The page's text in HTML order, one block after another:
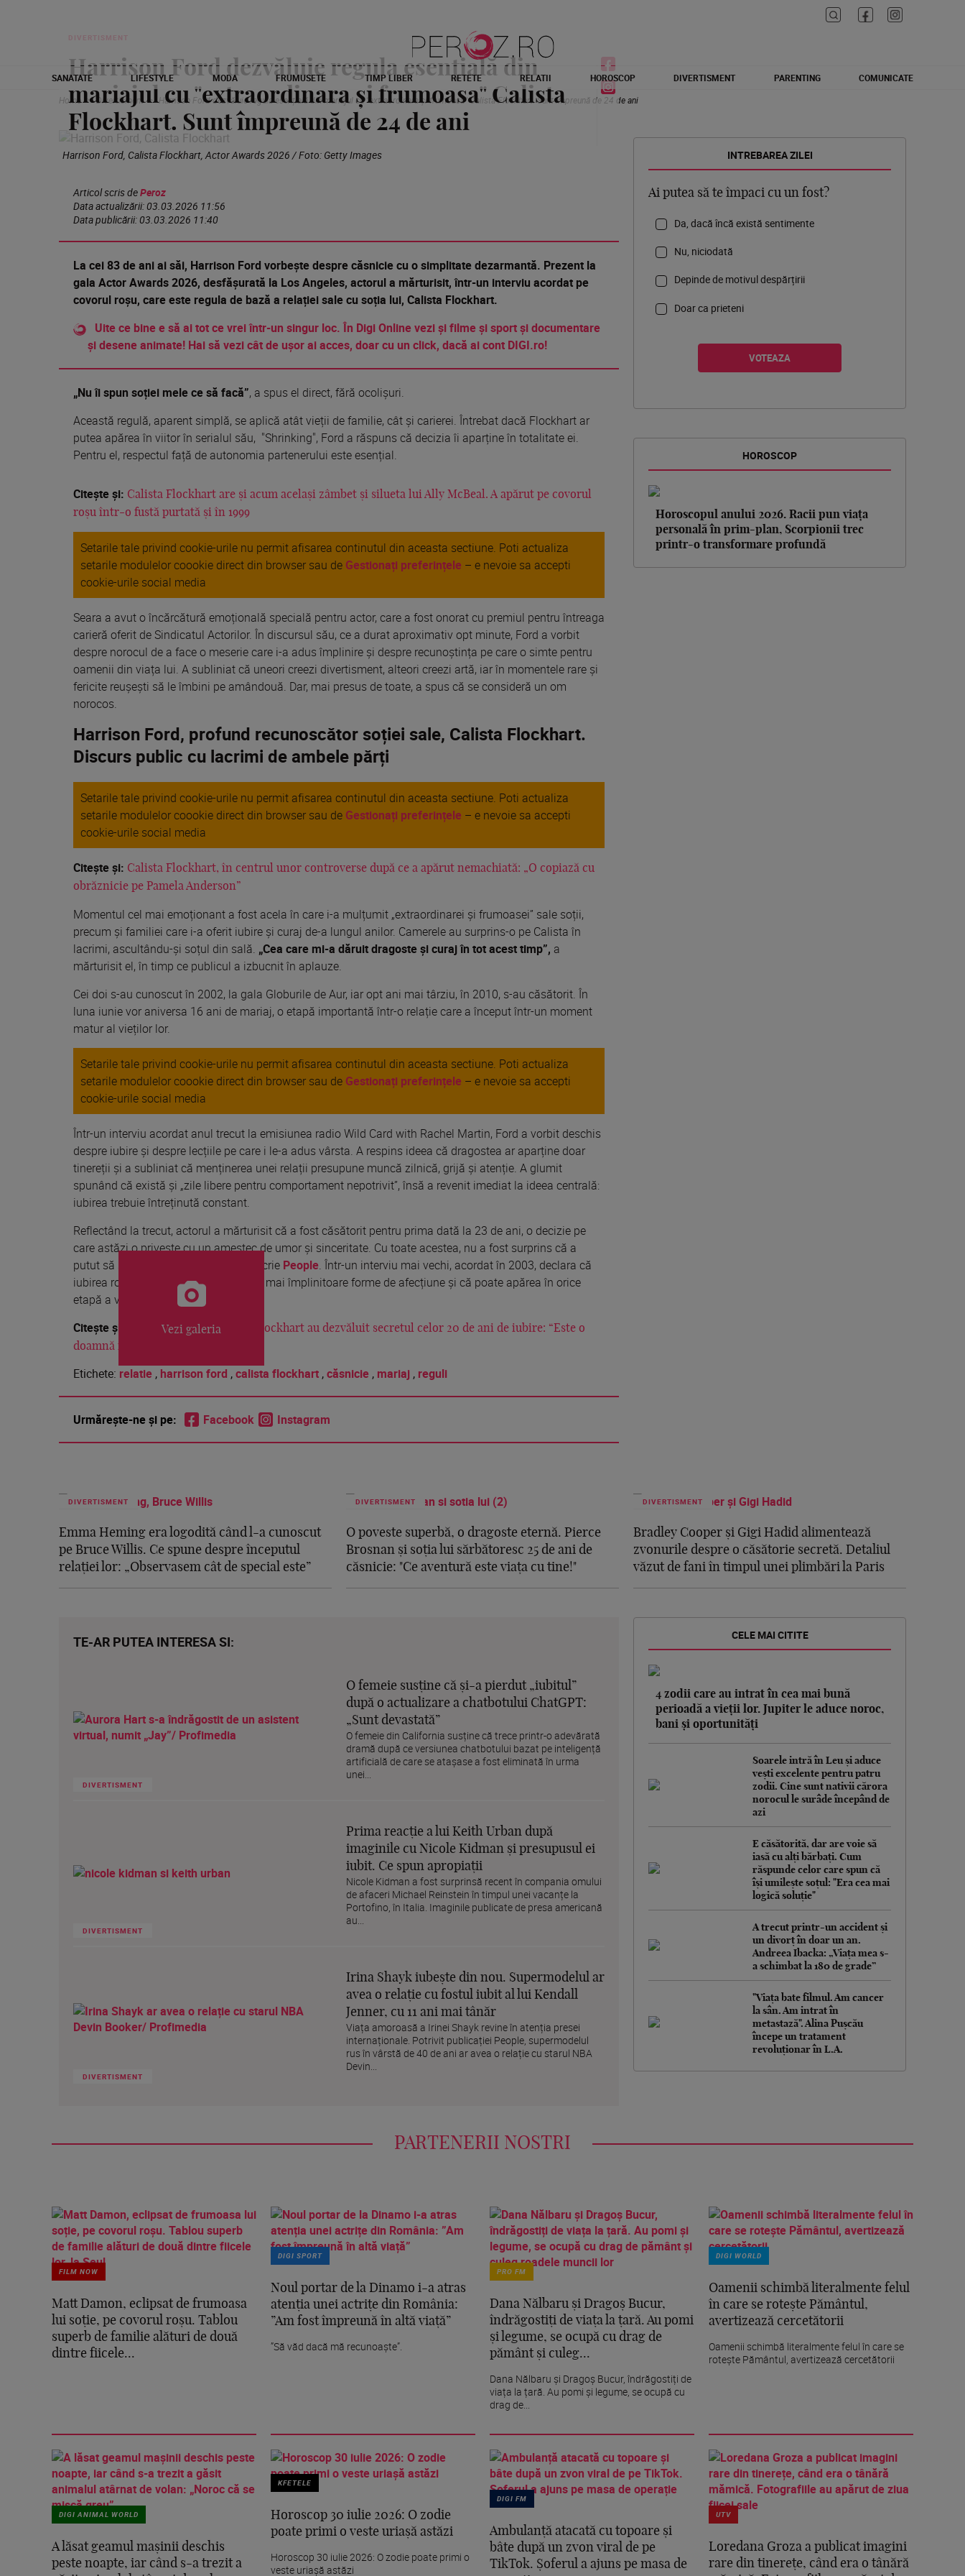
SANATATE LIFESTYLE MODA FRUMUSETE TIMP LIBER RETETE RELATII HOROSCOP DIVERTISMENT PARENTING
COMUNICATE
Home
Divertisment Harrison Ford dezvăluie regula esențială din mariajul cu "extraordinara și frumoasa" Calista Flockhart. Sunt împreună de 24 de ani
DIVERTISMENT
Harrison Ford, Calista Flockhart, Actor Awards 2026 / Foto: Getty Images
Harrison Ford dezvăluie regula esențială din
mariajul cu "extraordinara și frumoasa" Calista
Flockhart. Sunt împreună de 24 de ani
Articol scris dePeroz
Data actualizării:03.03.2026 11:56
Data publicării:03.03.2026 11:40
La cei 83 de ani ai săi, Harrison Ford vorbește despre căsnicie cu o simplitate dezarmantă. Prezent la
gala Actor Awards 2026, desfășurată la Los Angeles, actorul a mărturisit, într-un interviu acordat pe
covorul roșu, care este regula de bază a relației sale cu soția lui, Calista Flockhart.
Uite ce bine e să ai tot ce vrei într-un singur loc. În Digi Online vezi și filme și sport și documentare
și desene animate! Hai să vezi cât de ușor ai acces, doar cu un click, dacă ai cont DIGI.ro!
„Nu îi spun soției mele ce să facă”, a spus el direct, fără ocolișuri.
Această regulă, aparent simplă, se aplică atât vieții de familie, cât și carierei. Întrebat dacă Flockhart ar
putea apărea în viitor în serialul său, "Shrinking", Ford a răspuns că decizia îi aparține în totalitate ei.
Pentru el, respectul față de autonomia partenerului este esențial.
Citește și: Calista Flockhart are și acum același zâmbet și silueta lui Ally McBeal. A apărut pe covorul
roșu într-o fustă purtată și în 1999
Setarile tale privind cookie-urile nu permit afisarea continutul din aceasta sectiune. Poti actualiza
setarile modulelor coookie direct din browser sau de Gestionați preferințele – e nevoie sa accepti
cookie-urile social media
Seara a avut o încărcătură emoțională specială pentru actor, care a fost onorat cu premiul pentru întreaga
carieră oferit de Sindicatul Actorilor. În discursul său, ce a durat aproximativ opt minute, Ford a vorbit
despre norocul de a face o meserie care i-a adus împlinire și despre recunoștința pe care o simte pentru
oamenii din viața lui. A subliniat că uneori creezi divertisment, alteori creezi artă, iar în momentele rare și
fericite reușești să le îmbini pe amândouă. Dar, mai presus de toate, a spus că se consideră un om
norocos.
Harrison Ford, profund recunoscător soției sale, Calista Flockhart.
Discurs public cu lacrimi de ambele părți
Setarile tale privind cookie-urile nu permit afisarea continutul din aceasta sectiune. Poti actualiza
setarile modulelor coookie direct din browser sau de Gestionați preferințele – e nevoie sa accepti
cookie-urile social media
Citește și: Calista Flockhart, în centrul unor controverse după ce a apărut nemachiată: „O copiază cu
obrăznicie pe Pamela Anderson”
Momentul cel mai emoționant a fost acela în care i-a mulțumit „extraordinarei și frumoasei” sale soții,
precum și familiei care i-a oferit iubire și curaj de-a lungul anilor. Camerele au surprins-o pe Calista în
lacrimi, ascultându-și soțul din sală. „Cea care mi-a dăruit dragoste și curaj în tot acest timp”, a
mărturisit el, în timp ce publicul a izbucnit în aplauze.
Cei doi s-au cunoscut în 2002, la gala Globurile de Aur, iar opt ani mai târziu, în 2010, s-au căsătorit. În
luna iunie vor aniversa 16 ani de mariaj, o etapă importantă într-o relație care a început într-un moment
matur al vieților lor.
Setarile tale privind cookie-urile nu permit afisarea continutul din aceasta sectiune. Poti actualiza
setarile modulelor coookie direct din browser sau de Gestionați preferințele – e nevoie sa accepti
cookie-urile social media
Într-un interviu acordat anul trecut la emisiunea radio Wild Card with Rachel Martin, Ford a vorbit deschis
despre iubire și despre lecțiile pe care i le-a adus vârsta. A respins ideea că dragostea ar aparține doar
tinereții și a subliniat că menținerea unei relații presupune muncă zilnică, grijă și atenție. A glumit
spunând că există și „zile libere pentru comportament nepotrivit”, însă a revenit imediat la ideea centrală:
iubirea trebuie întreținută constant.
Reflectând la trecut, actorul a mărturisit că a fost căsătorit pentru prima dată la 23 de ani, o decizie pe
care astăzi o privește cu un amestec de umor și sinceritate. Cu toate acestea, nu a fost surprins că a
putut să se îndrăgostească din nou, scrie People. Într-un interviu mai vechi, acordat în 2003, declara că
iubirea romantică este una dintre cele mai împlinitoare forme de afecțiune și că poate apărea în orice
etapă a vieții.
Citește și:
Harrison Ford și Calista Flockhart au dezvăluit secretul celor 20 de ani de iubire: “Este o
doamnă minunată”
Vezi galeria
Etichete: relatie , harrison ford ,calista flockhart ,căsnicie , mariaj , reguli
Urmărește-ne și pe: Facebook Instagram
INTREBAREA ZILEI
Ai putea să te împaci cu un fost?
Da, dacă încă există sentimente
Nu, niciodată
Depinde de motivul despărțirii
Doar ca prieteni
HOROSCOP
Horoscopul anului 2026. Racii pun viața
personală în prim-plan, Scorpionii trec
printr-o transformare profundă
DIVERTISMENT
Emma Heming era logodită când l-a cunoscut
pe Bruce Willis. Ce spune despre începutul
relației lor: „Observasem cât de special este”
DIVERTISMENT
O poveste superbă, o dragoste eternă. Pierce
Brosnan și soția lui sărbătoresc 25 de ani de
căsnicie: "Ce aventură este viața cu tine!"
DIVERTISMENT
Bradley Cooper și Gigi Hadid alimentează
zvonurile despre o căsătorie secretă. Detaliul
văzut de fani în timpul unei plimbări la Paris
TE-AR PUTEA INTERESA SI:
DIVERTISMENT
O femeie susține că și-a pierdut „iubitul”
după o actualizare a chatbotului ChatGPT:
„Sunt devastată”
O femeie din California susține că trece printr-o adevărată
dramă după ce versiunea chatbotului bazat pe inteligență
artificială de care se atașase a fost eliminată în urma
unei...
DIVERTISMENT
Prima reacție a lui Keith Urban după
imaginile cu Nicole Kidman și presupusul ei
iubit. Ce spun apropiații
Nicole Kidman a fost surprinsă recent în compania omului
de afaceri Michael Reinstein în timpul unei vacanțe la
Portofino, în Italia. Imaginile publicate de presa americană
au...
DIVERTISMENT
Irina Shayk iubește din nou. Supermodelul ar
avea o relație cu fostul iubit al lui Kendall
Jenner, cu 11 ani mai tânăr
Viața amoroasă a Irinei Shayk revine în atenția presei
internaționale. Potrivit publicației People, supermodelul
rus în vârstă de 40 de ani ar avea o relație cu starul NBA
Devin...
CELE MAI CITITE
4 zodii care au intrat în cea mai bună
perioadă a vieții lor. Jupiter le aduce noroc,
bani și oportunități
Soarele intră în Leu și aduce
vești excelente pentru patru
zodii. Cine sunt nativii cărora
norocul le surâde începând de
azi
E căsătorită, dar are voie să
iasă cu alți bărbați. Cum
răspunde celor care spun că
își umilește soțul: "Era cea mai
logică soluție"
A trecut printr-un accident și
un divorț în doar un an.
Andreea Ibacka: „Viața mea s-
a schimbat la 180 de grade”
"Viața bate filmul. Am cancer
la sân. Am intrat în
metastază". Alina Pușcău
începe un tratament
revoluționar în L.A.
PARTENERII NOSTRI
FILM NOW
Matt Damon, eclipsat de frumoasa
lui soție, pe covorul roșu. Tablou
superb de familie alături de două
dintre fiicele...
DIGI SPORT
Noul portar de la Dinamo i-a atras
atenția unei actrițe din România:
”Am fost împreună în altă viață”
”Să văd dacă mă recunoaște”.
PRO FM
Dana Nălbaru și Dragoș Bucur,
îndrăgostiți de viața la țară. Au pomi
și legume, se ocupă cu drag de
pământ și culeg...
Dana Nălbaru și Dragoș Bucur, îndrăgostiți de
viața la țară. Au pomi și legume, se ocupă cu
drag de...
DIGI WORLD
Oamenii schimbă literalmente felul
în care se rotește Pământul,
avertizează cercetătorii
Oamenii schimbă literalmente felul în care se
rotește Pământul, avertizează cercetătorii
DIGI ANIMAL WORLD
A lăsat geamul mașinii deschis
peste noapte, iar când s-a trezit a
KFETELE
Horoscop 30 iulie 2026: O zodie
poate primi o veste uriașă astăzi
Horoscop 30 iulie 2026: O zodie poate primi o
veste uriașă astăzi
DIGI FM
Ambulanță atacată cu topoare și
bâte după un zvon viral de pe
TikTok. Șoferul a ajuns pe masa de
UTV
Loredana Groza a publicat imagini
rare din tinerețe, când era o tânără